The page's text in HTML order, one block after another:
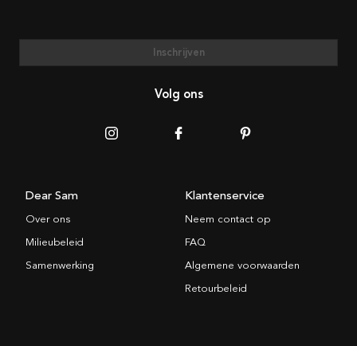
Inschrijven
Volg ons
Dear Sam
Over ons
Milieubeleid
Samenwerking
Klantenservice
Neem contact op
FAQ
Algemene voorwaarden
Retourbeleid